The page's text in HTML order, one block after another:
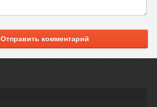
Отправить комментарий